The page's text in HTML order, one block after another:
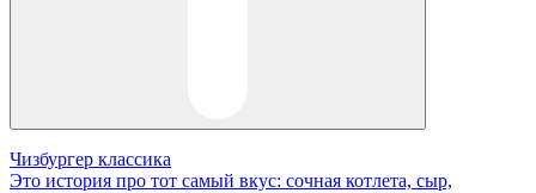
Чизбургер классика
Это история про тот самый вкус: сочная котлета, сыр,